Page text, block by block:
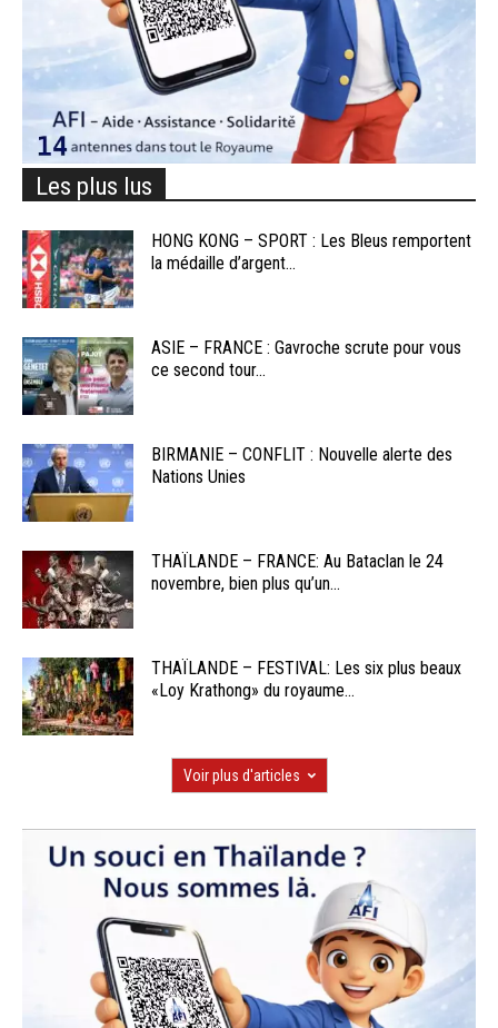
Les plus lus
HONG KONG – SPORT : Les Bleus remportent
la médaille d’argent...
ASIE – FRANCE : Gavroche scrute pour vous
ce second tour...
BIRMANIE – CONFLIT : Nouvelle alerte des
Nations Unies
THAÏLANDE – FRANCE: Au Bataclan le 24
novembre, bien plus qu’un...
THAÏLANDE – FESTIVAL: Les six plus beaux
«Loy Krathong» du royaume...
Voir plus d'articles